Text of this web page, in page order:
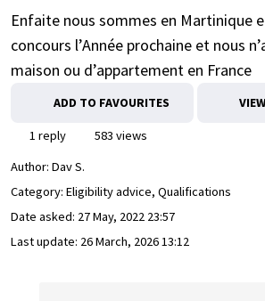
Enfaite nous sommes en Martinique
concours l’Année prochaine et nous
maison ou d’appartement en France
ADD TO FAVOURITES
1 reply
583 views
Author: Dav S.
Category: Eligibility advice, Qualifications
Date asked: 27 May, 2022 23:57
Last update: 26 March, 2026 13:12